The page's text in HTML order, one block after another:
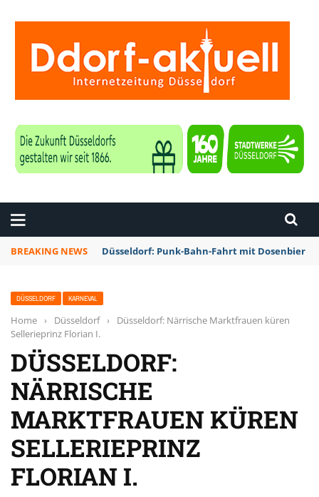
BREAKING NEWS Düsseldorf: Punk-Bahn-Fahrt mit Dosenbier
DÜSSELDORF KARNEVAL
Home › Düsseldorf ›
Düsseldorf: Närrische Marktfrauen küren
Sellerieprinz Florian I.
DÜSSELDORF:
NÄRRISCHE
MARKTFRAUEN KÜREN
SELLERIEPRINZ
FLORIAN I.